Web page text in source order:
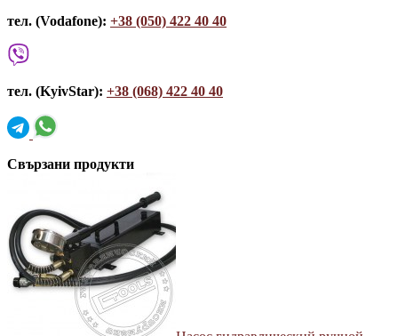
тел. (Vodafone): +38 (050) 422 40 40
тел. (KyivStar): +38 (068) 422 40 40
Свързани продукти